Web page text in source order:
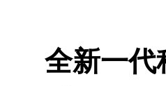
全新一代